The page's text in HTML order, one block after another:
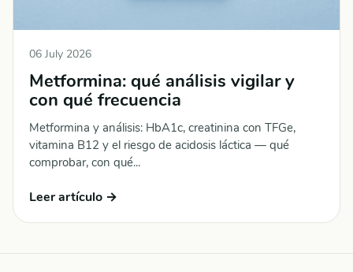
06 July 2026
Metformina: qué análisis vigilar y
con qué frecuencia
Metformina y análisis: HbA1c, creatinina con TFGe,
vitamina B12 y el riesgo de acidosis láctica — qué
comprobar, con qué...
Leer artículo →